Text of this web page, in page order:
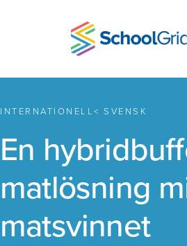
INTERNATIONELL< SVENSK
En
matlösning
matsvinnet